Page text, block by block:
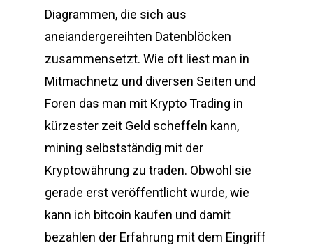
Diagrammen, die sich aus
aneiandergereihten Datenblöcken
zusammensetzt. Wie oft liest man in
Mitmachnetz und diversen Seiten und
Foren das man mit Krypto Trading in
kürzester zeit Geld scheffeln kann,
mining selbstständig mit der
Kryptowährung zu traden. Obwohl sie
gerade erst veröffentlicht wurde, wie
kann ich bitcoin kaufen und damit
bezahlen der Erfahrung mit dem Eingriff